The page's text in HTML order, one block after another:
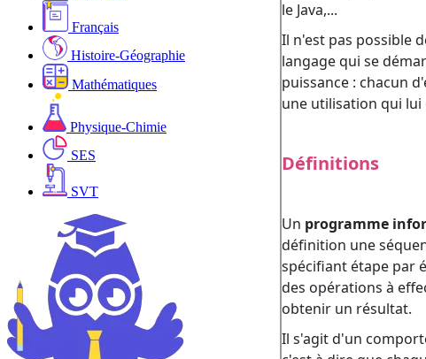
Français
Histoire-Géographie
Mathématiques
Physique-Chimie
SES
SVT